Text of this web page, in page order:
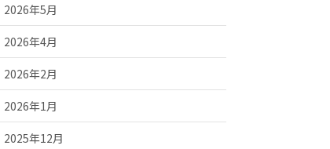
2026年5月
2026年4月
2026年2月
2026年1月
2025年12月